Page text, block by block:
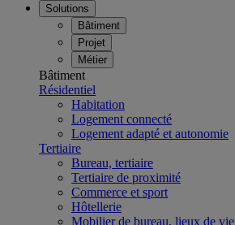
Solutions
Bâtiment
Projet
Métier
Bâtiment
Résidentiel
Habitation
Logement connecté
Logement adapté et autonomie
Tertiaire
Bureau, tertiaire
Tertiaire de proximité
Commerce et sport
Hôtellerie
Mobilier de bureau, lieux de vie